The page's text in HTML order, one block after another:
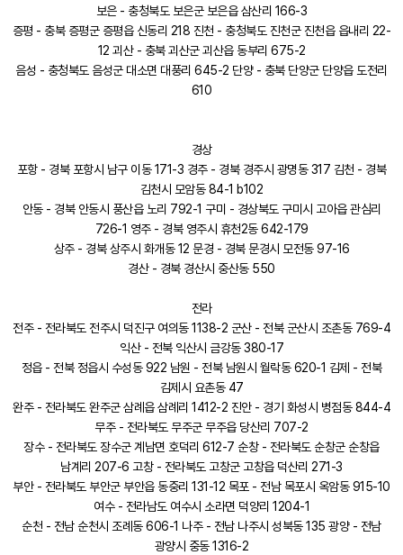
보은 - 충청북도 보은군 보은읍 삼산리 166-3
증평 - 충북 증평군 증평읍 신동리 218 진천 - 충청북도 진천군 진천읍 읍내리 22-
12 괴산 - 충북 괴산군 괴산읍 동부리 675-2
음성 - 충청북도 음성군 대소면 대풍리 645-2 단양 - 충북 단양군 단양읍 도전리
610
경상
포항 - 경북 포항시 남구 이동 171-3 경주 - 경북 경주시 광명동 317 김천 - 경북
김천시 모암동 84-1 b102
안동 - 경북 안동시 풍산읍 노리 792-1 구미 - 경상북도 구미시 고아읍 관심리
726-1 영주 - 경북 영주시 휴천2동 642-179
상주 - 경북 상주시 화개동 12 문경 - 경북 문경시 모전동 97-16
경산 - 경북 경산시 중산동 550
전라
전주 - 전라북도 전주시 덕진구 여의동 1138-2 군산 - 전북 군산시 조촌동 769-4
익산 - 전북 익산시 금강동 380-17
정읍 - 전북 정읍시 수성동 922 남원 - 전북 남원시 월락동 620-1 김제 - 전북
김제시 요촌동 47
완주 - 전라북도 완주군 삼례읍 삼례리 1412-2 진안 - 경기 화성시 병점동 844-4
무주 - 전라북도 무주군 무주읍 당산리 707-2
장수 - 전라북도 장수군 계남면 호덕리 612-7 순창 - 전라북도 순창군 순창읍
남계리 207-6 고창 - 전라북도 고창군 고창읍 덕산리 271-3
부안 - 전라북도 부안군 부안읍 동중리 131-12 목포 - 전남 목포시 옥암동 915-10
여수 - 전라남도 여수시 소라면 덕양리 1204-1
순천 - 전남 순천시 조례동 606-1 나주 - 전남 나주시 성북동 135 광양 - 전남
광양시 중동 1316-2